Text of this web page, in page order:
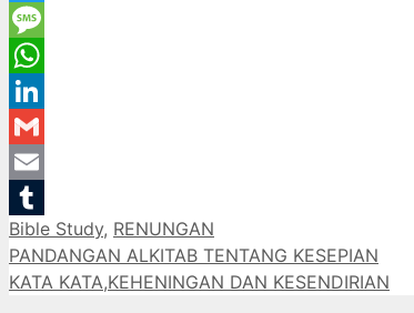
Twitter
Message
WhatsApp
LinkedIn
Gmail
Email
Tumblr
Categories
Bible Study, RENUNGAN
PANDANGAN ALKITAB TENTANG KESEPIAN
KATA KATA,KEHENINGAN DAN KESENDIRIAN